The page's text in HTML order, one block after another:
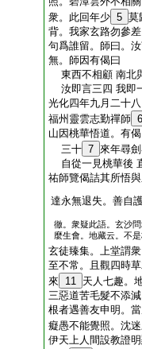
衆。此回年少 5 莫
背。我家玄路勿參
句爲誰留。師曰。
無。師因有偈曰
東西不相顧 南北
汝即言三四 我即
光化四年九月二十
福州靈雲志勤禪師 6
山因桃華悟道。有
三十 7 來年尋
自從一見桃華後
祐師覽偈詰其所悟
達永無退失。善自
徹。衆疑此語。玄沙
麼生會。地藏云。不
玄徒臻集。上堂謂
至不常。且觀四時
來
11 天人七趣。
三惡道苦毛髮不添
根者遇善友申明。
癡愚不能覺照。沈
伊天上人間設教證